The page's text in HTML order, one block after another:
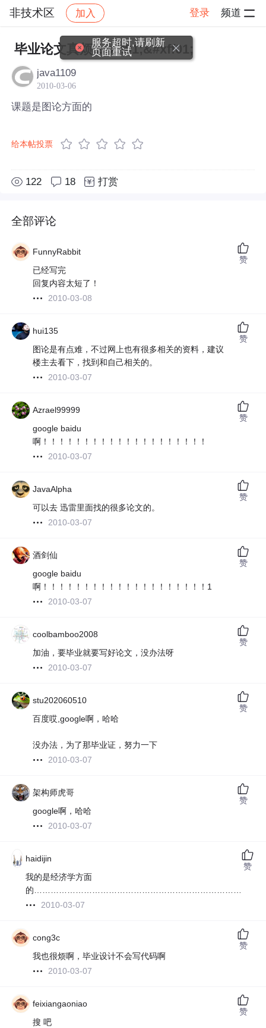
非技术区 加入 登录 频道
社区 非技术区 帖子详情
毕业论文真烦&#xff01;&#xff01;
java1109
2010-03-06
课题是图论方面的
给本帖投票
122 18 打赏
全部评论
FunnyRabbit
已经写完
回复内容太短了！
2010-03-08
赞
hui135
图论是有点难，不过网上也有很多相关的资料，建议
楼主去看下，找到和自己相关的。
2010-03-07
赞
Azrael99999
google baidu
啊！！！！！！！！！！！！！！！！！！！！
2010-03-07
赞
JavaAlpha
可以去 迅雷里面找的很多论文的。
2010-03-07
赞
酒剑仙
google baidu
啊！！！！！！！！！！！！！！！！！！！！1
2010-03-07
赞
coolbamboo2008
加油，要毕业就要写好论文，没办法呀
2010-03-07
赞
stu202060510
百度哎,google啊，哈哈
没办法，为了那毕业证，努力一下
2010-03-07
赞
架构师虎哥
google啊，哈哈
2010-03-07
赞
haidijin
我的是经济学方面
的
2010-03-07
赞
cong3c
我也很烦啊，毕业设计不会写代码啊
2010-03-07
赞
feixiangaoniao
搜 吧
赞
服务超时,请刷新
页面重试